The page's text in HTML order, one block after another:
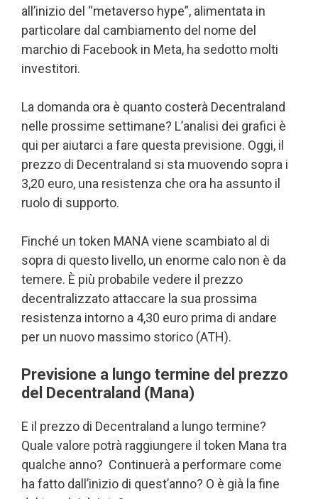
all’inizio del “metaverso hype”, alimentata in
particolare dal cambiamento del nome del
marchio di Facebook in Meta, ha sedotto molti
investitori.
La domanda ora è quanto costerà Decentraland
nelle prossime settimane? L’analisi dei grafici è
qui per aiutarci a fare questa previsione. Oggi, il
prezzo di Decentraland si sta muovendo sopra i
3,20 euro, una resistenza che ora ha assunto il
ruolo di supporto.
Finché un token MANA viene scambiato al di
sopra di questo livello, un enorme calo non è da
temere. È più probabile vedere il prezzo
decentralizzato attaccare la sua prossima
resistenza intorno a 4,30 euro prima di andare
per un nuovo massimo storico (ATH).
Previsione a lungo termine del prezzo
del Decentraland (Mana)
E il prezzo di Decentraland a lungo termine?
Quale valore potrà raggiungere il token Mana tra
qualche anno? Continuerà a performare come
ha fatto dall’inizio di quest’anno? O è già la fine